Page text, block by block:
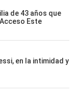
de 43 años que
Este
en la intimidad y